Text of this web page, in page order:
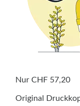
Nur CHF 57,20
Original